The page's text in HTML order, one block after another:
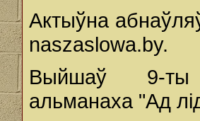
Актыўна
naszaslowa.by.
Выйшаў 9-ты
альманаха "Ад